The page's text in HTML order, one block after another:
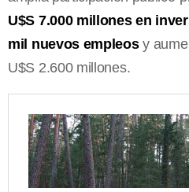
U$S 7.000 millones en
mil nuevos empleosy
U$S 2.600 millones.